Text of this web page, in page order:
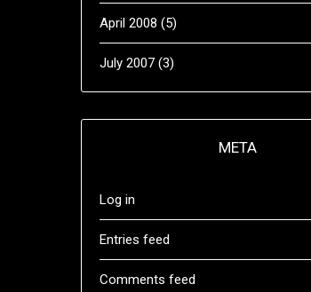
April 2008 (5)
July 2007(3)
META
Log in
Entries feed
Comments feed